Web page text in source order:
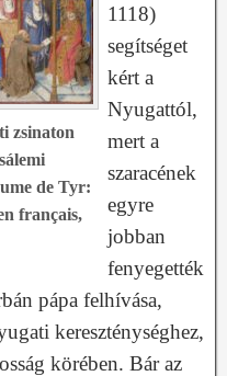
zsinaton
de Tyr:
français,
1118)
segítséget
kért a
Nyugattól,
mert a
szaracének
egyre
jobban
fenyegették
pápa felhívása,
kereszténységhez,
körében. Bár az